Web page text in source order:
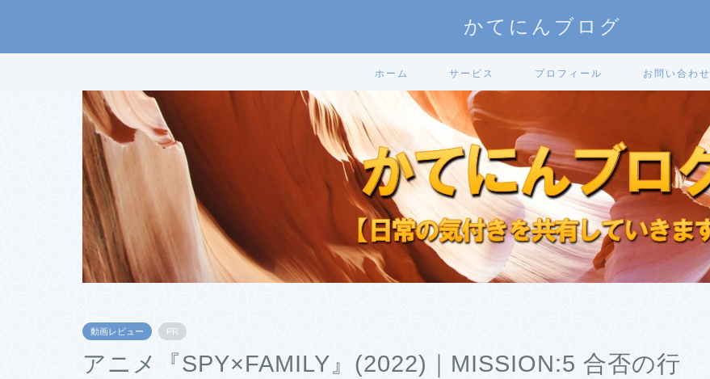
かてにんブログ
ホーム サービス プロフィール お問い合わせ
動画レビュー PR
アニメ『SPY×FAMILY』(2022)｜MISSION:5 合否の行